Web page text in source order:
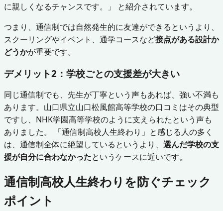
に親しくなるチャンスです。」 と紹介されています。
つまり、通信制では自然発生的に友達ができるというより、
スクーリングやイベント、通学コースなど接点がある設計か
どうかが重要です。
デメリット2：学校ごとの支援差が大きい
同じ通信制でも、先生が丁寧という声もあれば、強い不満も
あります。山口県立山口松風館高等学校の口コミはその典型
ですし、NHK学園高等学校のように支えられたという声も
ありました。 「通信制高校人生終わり」と感じる人の多く
は、通信制全体に絶望しているというより、 選んだ学校の支
援が自分に合わなかったというケースに近いです。
通信制高校人生終わりを防ぐチェック
ポイント